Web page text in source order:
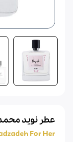
عطر نوید
For Her